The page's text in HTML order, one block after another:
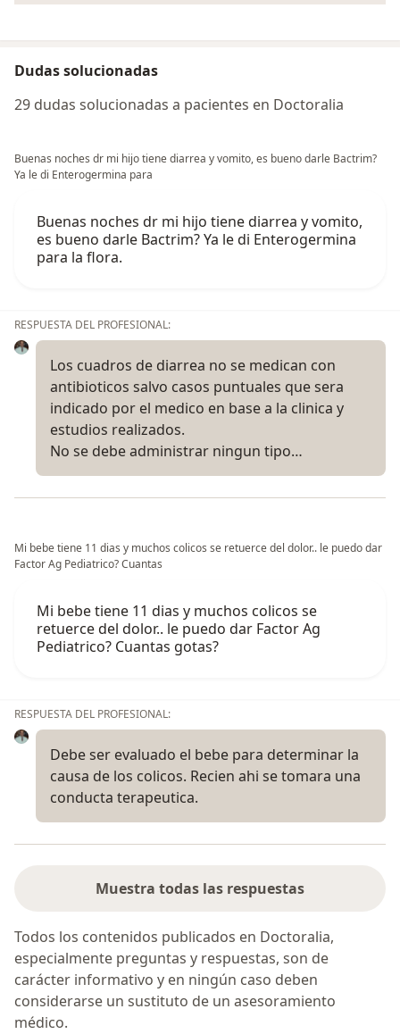
Dudas solucionadas
29 dudas solucionadas a pacientes en Doctoralia
Buenas noches dr mi hijo tiene diarrea y vomito, es bueno darle Bactrim?
Ya le di Enterogermina para
Buenas noches dr mi hijo tiene diarrea y vomito,
es bueno darle Bactrim? Ya le di Enterogermina
para la flora.
RESPUESTA DEL PROFESIONAL:
Los cuadros de diarrea no se medican con
antibioticos salvo casos puntuales que sera
indicado por el medico en base a la clinica y
estudios realizados.
No se debe administrar ningun tipo…
Mi bebe tiene 11 dias y muchos colicos se retuerce del dolor.. le puedo dar
Factor Ag Pediatrico? Cuantas
Mi bebe tiene 11 dias y muchos colicos se
retuerce del dolor.. le puedo dar Factor Ag
Pediatrico? Cuantas gotas?
RESPUESTA DEL PROFESIONAL:
Debe ser evaluado el bebe para determinar la
causa de los colicos. Recien ahi se tomara una
conducta terapeutica.
Muestra todas las respuestas
Todos los contenidos publicados en Doctoralia,
especialmente preguntas y respuestas, son de
carácter informativo y en ningún caso deben
considerarse un sustituto de un asesoramiento
médico.